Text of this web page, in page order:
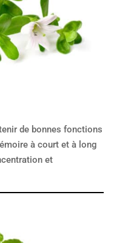
de bonnes fonctions
à court et à long
et